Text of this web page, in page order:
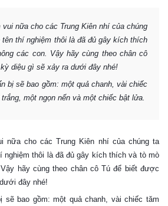
nữa cho các Trung Kiên nhí của chúng
tên thí nghiệm thôi là đã đủ gây kích thích
các con. Vậy hãy cùng theo chân cô
diệu gì sẽ xảy ra dưới đây nhé!
bị sẽ bao gồm: một quả chanh, vài chiếc
một ngọn nến và một chiếc bật lửa.
nữa cho các Trung Kiên nhí của chúng ta
nghiệm thôi là đã đủ gây kích thích và tò mò
hãy cùng theo chân cô Tú để biết được
đây nhé!
sẽ bao gồm: một quả chanh, vài chiếc tăm